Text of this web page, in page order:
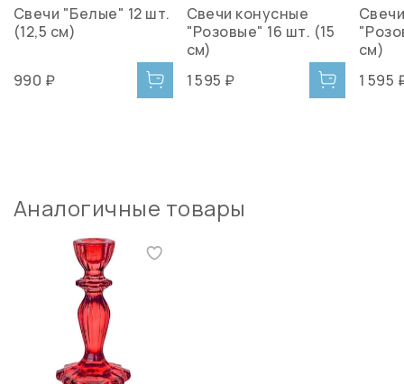
Свечи "Белые" 12 шт.
(12,5 см)
990 ₽
Свечи конусные
"Розовые" 16 шт. (15
см)
1 595 ₽
см)
1 595
Аналогичные товары